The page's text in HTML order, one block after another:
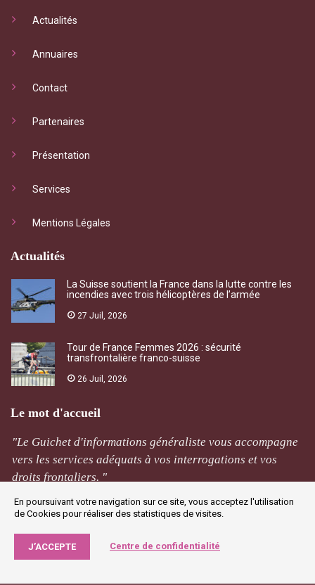
Actualités
Annuaires
Contact
Partenaires
Présentation
Services
Mentions Légales
Actualités
La Suisse soutient la France dans la lutte contre les
incendies avec trois hélicoptères de l’armée
27 Juil, 2026
Tour de France Femmes 2026 : sécurité
transfrontalière franco-suisse
26 Juil, 2026
Le mot d'accueil
"Le Guichet d'informations généraliste vous accompagne
vers les services adéquats à vos interrogations et vos
droits frontaliers. "
M Rivière Jougne
En poursuivant votre navigation sur ce site, vous acceptez l'utilisation
de Cookies pour réaliser des statistiques de visites.
J’ACCEPTE Centre de confidentialité